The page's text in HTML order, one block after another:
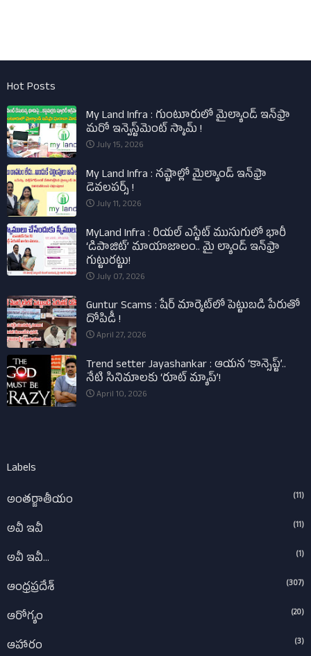
Hot Posts
My Land Infra : గుంటూరులో మైల్యాండ్ ఇన్‌ఫ్రా
మరో ఇన్వెస్ట్‌మెంట్ స్కామ్ !
July 15, 2026
My Land Infra : నష్టాల్లో మైల్యాండ్ ఇన్‌ఫ్రా
డెవలపర్స్ !
July 11, 2026
MyLand Infra : రియల్ ఎస్టేట్ ముసుగులో భారీ
‘డిపాజిట్’ మాయాజాలం.. మై ల్యాండ్ ఇన్‌ఫ్రా
గుట్టురట్టు!
July 07, 2026
Guntur Scams : షేర్ మార్కెట్‌లో పెట్టుబడి పేరుతో
దోపిడీ !
April 27, 2026
Trend setter Jayashankar : ఆయన ‘కాన్సెప్ట్’..
నేటి సినిమాలకు ‘రూట్ మ్యాప్’!
April 10, 2026
Labels
అంతర్జాతీయం
(11)
అవీ ఇవీ (11)
అవీ ఇవీ... (1)
ఆంధ్రప్రదేశ్‌ (307)
ఆరోగ్యం (20)
ఆహారం (3)